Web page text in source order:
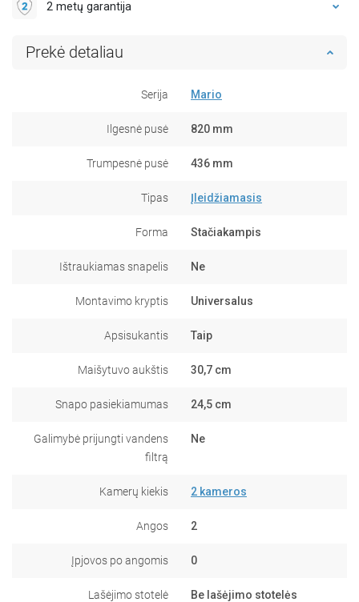
2 metų garantija
Prekė detaliau
Serija Mario
Ilgesnė pusė 820 mm
Trumpesnė pusė 436 mm
Tipas Įleidžiamasis
Forma Stačiakampis
Ištraukiamas snapelis Ne
Montavimo kryptis Universalus
Apsisukantis Taip
Maišytuvo aukštis 30,7 cm
Snapo pasiekiamumas 24,5 cm
Galimybė prijungti vandens
filtrą
Ne
Kamerų kiekis 2 kameros
Angos 2
Įpjovos po angomis 0
Lašėjimo stotelė Be lašėjimo stotelės